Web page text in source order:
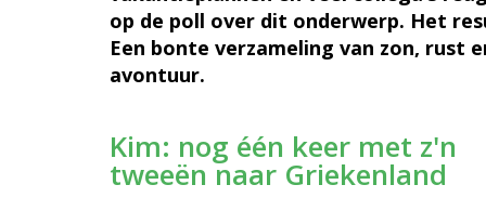
op de poll over dit onderwerp. Het
Een bonte verzameling van zon, rust
avontuur.
Kim: nog één keer met z'n
tweeën naar Griekenland